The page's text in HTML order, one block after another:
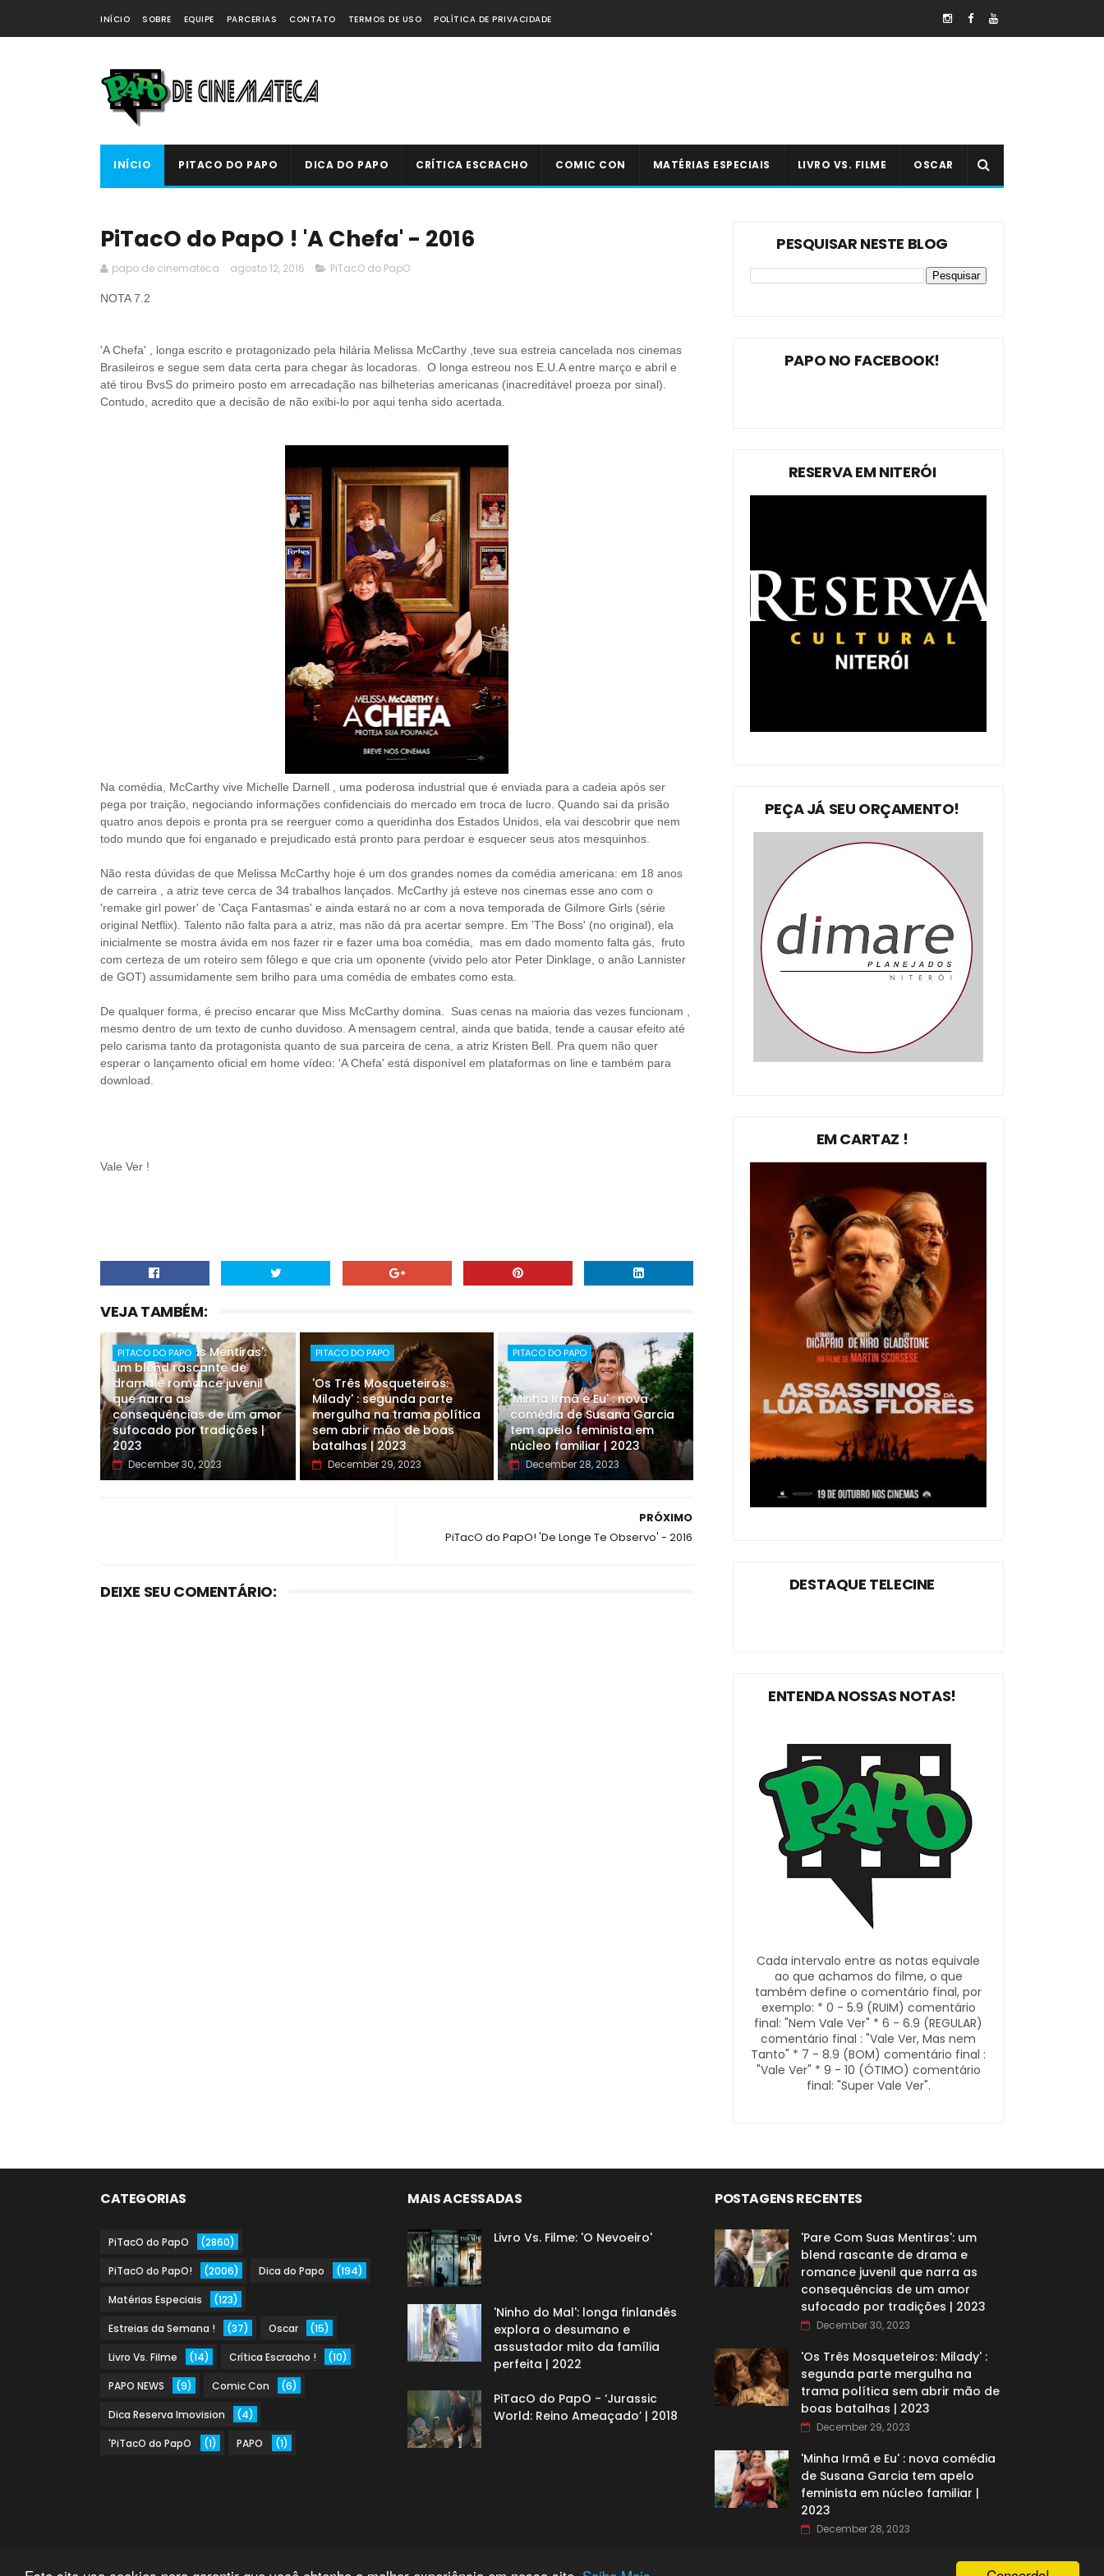
INÍCIO SOBRE EQUIPE PARCERIAS CONTATO TERMOS DE USO POLÍTICA DE PRIVACIDADE
INÍCIO PITACO DO PAPO DICA DO PAPO CRÍTICA ESCRACHO COMIC CON MATÉRIAS ESPECIAIS LIVRO VS. FILME OSCAR
PiTacO do PapO ! 'A Chefa' - 2016
papo de cinemateca agosto 12, 2016 PiTacO do PapO
NOTA 7.2
'A Chefa' , longa escrito e protagonizado pela hilária Melissa McCarthy ,teve sua estreia cancelada nos cinemas
Brasileiros e segue sem data certa para chegar às locadoras. O longa estreou nos E.U.A entre março e abril e
até tirou BvsS do primeiro posto em arrecadação nas bilheterias americanas (inacreditável proeza por sinal).
Contudo, acredito que a decisão de não exibi-lo por aqui tenha sido acertada.
Na comédia, McCarthy vive Michelle Darnell , uma poderosa industrial que é enviada para a cadeia após ser
pega por traição, negociando informações confidenciais do mercado em troca de lucro. Quando sai da prisão
quatro anos depois e pronta pra se reerguer como a queridinha dos Estados Unidos, ela vai descobrir que nem
todo mundo que foi enganado e prejudicado está pronto para perdoar e esquecer seus atos mesquinhos
Não resta dúvidas de que Melissa McCarthy hoje é um dos grandes nomes da comédia americana: em 18 anos
de carreira , a atriz teve cerca de 34 trabalhos lançados. McCarthy já esteve nos cinemas esse ano com o
'remake girl power' de 'Caça Fantasmas' e ainda estará no ar com a nova temporada de Gilmore Girls (série
original Netflix). Talento não falta para a atriz, mas não dá pra acertar sempre. Em 'The Boss' (no original), ela
inicialmente se mostra ávida em nos fazer rir e fazer uma boa comédia, mas em dado momento falta gás, fruto
com certeza de um roteiro sem fôlego e que cria um oponente (vivido pelo ator Peter Dinklage, o anão Lannister
de GOT) assumidamente sem brilho para uma comédia de embates como esta.
De qualquer forma, é preciso encarar que Miss McCarthy domina. Suas cenas na maioria das vezes funcionam ,
mesmo dentro de um texto de cunho duvidoso. A mensagem central, ainda que batida, tende a causar efeito até
pelo carisma tanto da protagonista quanto de sua parceira de cena, a atriz Kristen Bell. Pra quem não quer
esperar o lançamento oficial em home vídeo: 'A Chefa' está disponível em plataformas on line e também para
download.
Vale Ver !
VEJA TAMBÉM:
PITACO DO PAPO
'Pare Com Suas Mentiras':
um blend rascante de
drama e romance juvenil
que narra as
consequências de um amor
sufocado por tradições |
2023
December 30, 2023
PITACO DO PAPO
'Os Três Mosqueteiros:
Milady' : segunda parte
mergulha na trama política
sem abrir mão de boas
batalhas | 2023
December 29, 2023
PITACO DO PAPO
'Minha Irmã e Eu' : nova
comédia de Susana Garcia
tem apelo feminista em
núcleo familiar | 2023
December 28, 2023
PRÓXIMO
PiTacO do PapO! 'De Longe Te Observo' - 2016
DEIXE SEU COMENTÁRIO:
PESQUISAR NESTE BLOG
PAPO NO FACEBOOK!
RESERVA EM NITERÓI
PEÇA JÁ SEU ORÇAMENTO!
EM CARTAZ !
DESTAQUE TELECINE
ENTENDA NOSSAS NOTAS!
Cada intervalo entre as notas equivale
ao que achamos do filme, o que
também define o comentário final, por
exemplo: * 0 - 5.9 (RUIM) comentário
final: "Nem Vale Ver" * 6 - 6.9 (REGULAR)
comentário final : "Vale Ver, Mas nem
Tanto" * 7 - 8.9 (BOM) comentário final :
"Vale Ver" * 9 - 10 (ÓTIMO) comentário
final: "Super Vale Ver".
CATEGORIAS
PiTacO do PapO (2860)
PiTacO do PapO! (2006) Dica do Papo (194)
Matérias Especiais (123)
Estreias da Semana ! (37) Oscar (15)
Livro Vs. Filme (14) Crítica Escracho ! (10)
PAPO NEWS (9) Comic Con (6)
Dica Reserva Imovision (4)
'PiTacO do PapO (1) PAPO (1)
MAIS ACESSADAS
Livro Vs. Filme: 'O Nevoeiro'
'Ninho do Mal': longa finlandês
explora o desumano e
assustador mito da família
perfeita | 2022
PiTacO do PapO - ‘Jurassic
World: Reino Ameaçado’ | 2018
POSTAGENS RECENTES
'Pare Com Suas Mentiras': um
blend rascante de drama e
romance juvenil que narra as
consequências de um amor
sufocado por tradições | 2023
December 30, 2023
'Os Três Mosqueteiros: Milady' :
segunda parte mergulha na
trama política sem abrir mão de
boas batalhas | 2023
December 29, 2023
'Minha Irmã e Eu' : nova comédia
de Susana Garcia tem apelo
feminista em núcleo familiar |
2023
December 28, 2023